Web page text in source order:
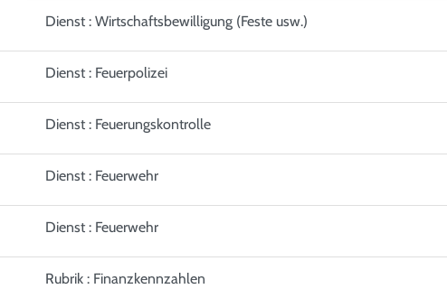
Dienst : Wirtschaftsbewilligung (Feste usw.)
Dienst : Feuerpolizei
Dienst : Feuerungskontrolle
Dienst : Feuerwehr
Dienst : Feuerwehr
Rubrik : Finanzkennzahlen